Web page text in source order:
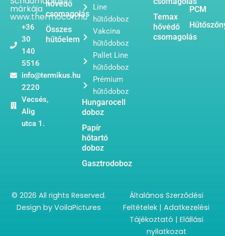
márkája
www.thermocon.hu
+36
30
140
5516
info@termikus.hu
2220
Vecsés,
Alig
utca 1.
hővédő
csomagolás
Összes
hűtőelem
Line
hűtődoboz
Vakcina
hűtődoboz
Pallet Line
hűtődoboz
Prémium
hűtődoboz
Hungarocell
doboz
Papír
hőtartó
doboz
Gasztrodoboz
Temax
hővédő
csomagolás
PCM
© 2026 All rights Reserved.
Design by VoilaPictures
Általános Szerződési
Feltételek | Adatkezelési
Tájékoztató | Elállási
nyilatkozat